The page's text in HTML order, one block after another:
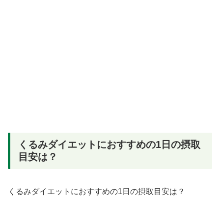
くるみダイエットにおすすめの1日の摂取
目安は？
くるみダイエットにおすすめの1日の摂取目安は？